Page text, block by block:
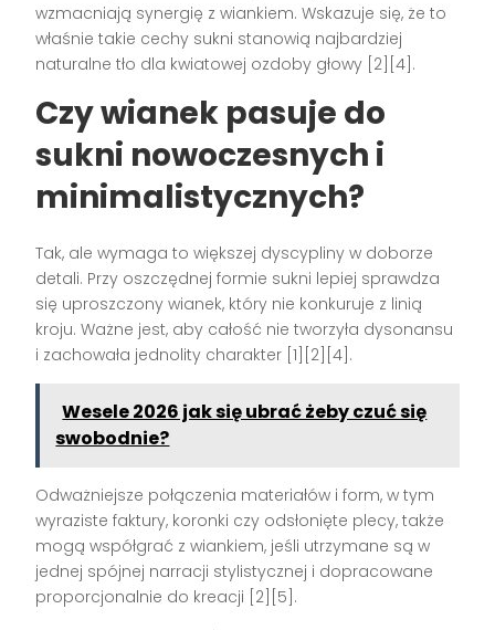
wzmacniają synergię z wiankiem. Wskazuje się, że to
właśnie takie cechy sukni stanowią najbardziej
naturalne tło dla kwiatowej ozdoby głowy [2][4].
Czy wianek pasuje do
sukni nowoczesnych i
minimalistycznych?
Tak, ale wymaga to większej dyscypliny w doborze
detali. Przy oszczędnej formie sukni lepiej sprawdza
się uproszczony wianek, który nie konkuruje z linią
kroju. Ważne jest, aby całość nie tworzyła dysonansu
i zachowała jednolity charakter [1][2][4].
Wesele 2026 jak się ubrać żeby czuć się
swobodnie?
Odważniejsze połączenia materiałów i form, w tym
wyraziste faktury, koronki czy odsłonięte plecy, także
mogą współgrać z wiankiem, jeśli utrzymane są w
jednej spójnej narracji stylistycznej i dopracowane
proporcjonalnie do kreacji [2][5].